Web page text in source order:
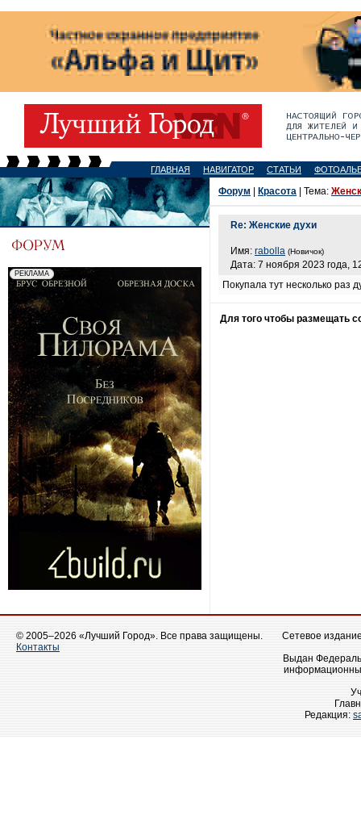
ГЛАВНАЯ НАВИГАТОР СТАТЬИ
Форум Красота | Тема:
Re: Женские духи
Имя: rabolla (Новичок)
Дата: 7 ноября 2023 года,
Покупала тут несколько раз
Для того чтобы размещать
© 2005–2026 «Лучший Город». Все права защищены.
Контакты
Сетевое
Выдан
Редакция: